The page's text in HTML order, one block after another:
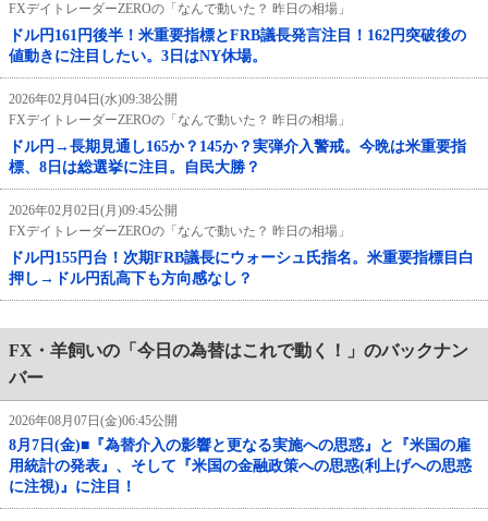
FXデイトレーダーZEROの「なんで動いた？ 昨日の相場」
ドル円161円後半！米重要指標とFRB議長発言注目！162円突破後の
値動きに注目したい。3日はNY休場。
2026年02月04日(水)09:38公開
FXデイトレーダーZEROの「なんで動いた？ 昨日の相場」
ドル円→長期見通し165か？145か？実弾介入警戒。今晩は米重要指
標、8日は総選挙に注目。自民大勝？
2026年02月02日(月)09:45公開
FXデイトレーダーZEROの「なんで動いた？ 昨日の相場」
ドル円155円台！次期FRB議長にウォーシュ氏指名。米重要指標目白
押し→ドル円乱高下も方向感なし？
FX・羊飼いの「今日の為替はこれで動く！」のバックナン
バー
2026年08月07日(金)06:45公開
8月7日(金)■『為替介入の影響と更なる実施への思惑』と『米国の雇
用統計の発表』、そして『米国の金融政策への思惑(利上げへの思惑
に注視)』に注目！